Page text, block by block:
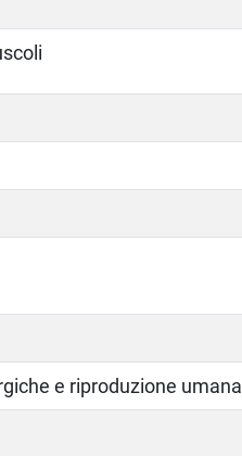
e riproduzione umana